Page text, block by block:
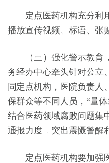
定点医药机构充分利
播放宣传视频、标语、张
（三） 强化警示教育，
务经办中心牵头针对公立
同定点机构，医院负责人
保群众等不同人员， “量
结合医药领域腐败问题集
通报力度，突出震慑警醒
定点医药机构要加强